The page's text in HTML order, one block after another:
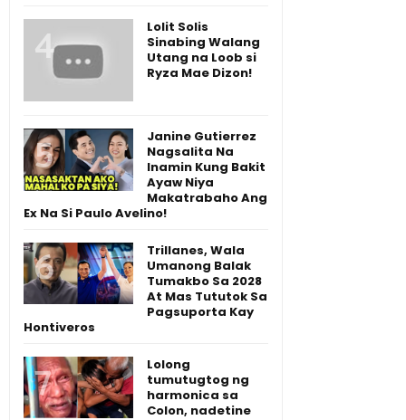
Lolit Solis
Sinabing Walang
Utang na Loob si
Ryza Mae Dizon!
Janine Gutierrez
Nagsalita Na
Inamin Kung Bakit
Ayaw Niya
Makatrabaho Ang
Ex Na Si Paulo Avelino!
Trillanes, Wala
Umanong Balak
Tumakbo Sa 2028
At Mas Tututok Sa
Pagsuporta Kay
Hontiveros
Lolong
tumutugtog ng
harmonica sa
Colon, nadetine